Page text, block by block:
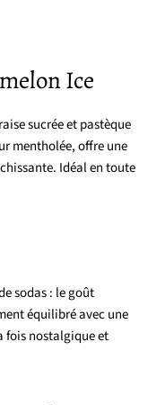
Ice
sucrée et pastèque
mentholée, offre une
Idéal en toute
sodas : le goût
équilibré avec une
fois nostalgique et